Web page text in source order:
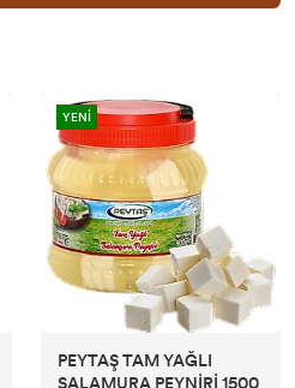
YENİ
PEYTAŞ TAM YAĞLI